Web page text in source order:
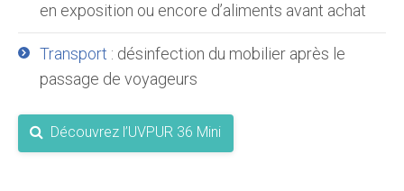
en exposition ou encore d’aliments avant achat
Transport : désinfection du mobilier après le
passage de voyageurs
Découvrez l’UVPUR 36 Mini